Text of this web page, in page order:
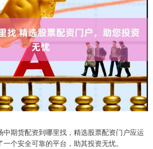
中期货配资到哪里找，精选股票配资门户应运
个安全可靠的平台，助其投资无忧。